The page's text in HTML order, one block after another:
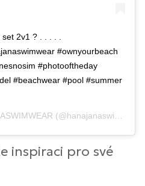
2v1 ? . . . . .
#ownyourbeach
#photooftheday
#beachwear #pool #summer
(@hanajanaswimwear) on
inspiraci pro své